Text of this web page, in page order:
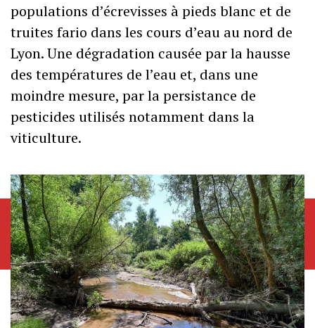
populations d’écrevisses à pieds blanc et de
truites fario dans les cours d’eau au nord de
Lyon. Une dégradation causée par la hausse
des températures de l’eau et, dans une
moindre mesure, par la persistance de
pesticides utilisés notamment dans la
viticulture.